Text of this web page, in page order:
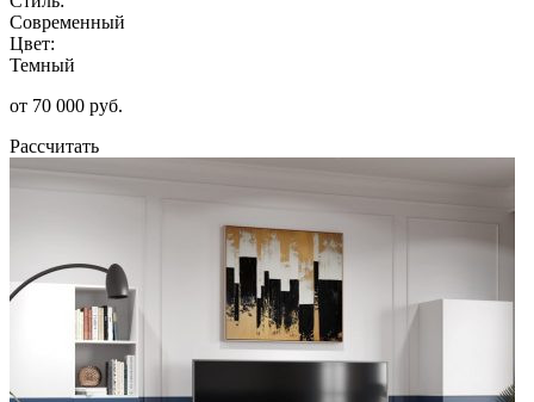
Современный
Цвет:
Темный
от 70 000 руб.
Рассчитать